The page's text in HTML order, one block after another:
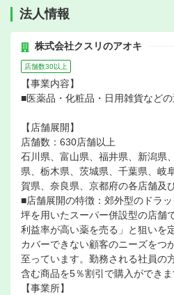
法人情報
株式会社クスリのアオキ
店舗数30以上
【事業内容】
■医薬品・化粧品・日用雑貨など
【店舗展開】
店舗数：630店舗以上
石川県、富山県、福井県、新潟県
県、栃木県、茨城県、千葉県、岐
賀県、奈良県、京都府の各店舗及
■店舗展開の特徴：郊外型のドラ
坪を用いたスーパー併設型の店舗
利益率が高い薬を売る」と狙いを
カバーできない顧客のニーズをつ
至っています。勤務される社員の
含む商品を5％割引で購入ができま
【事業所】